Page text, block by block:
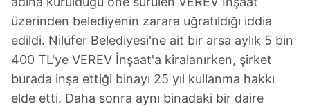
üzerinden belediyenin zarara uğratıldığı iddia
edildi. Nilüfer Belediyesi'ne ait bir arsa aylık 5 bin
400 TL'ye VEREV İnşaat'a kiralanırken, şirket
burada inşa ettiği binayı 25 yıl kullanma hakkı
elde etti. Daha sonra aynı binadaki bir daire